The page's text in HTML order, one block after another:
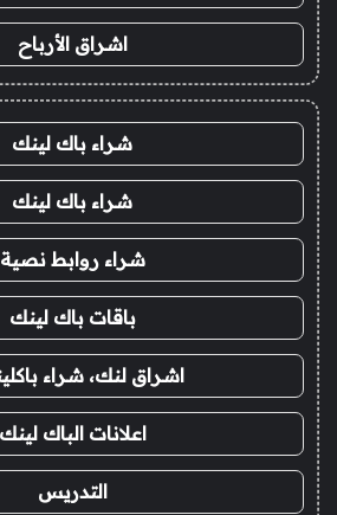
اشراق الأرباح
شراء باك لينك
شراء باك لينك
شراء روابط نصية
باقات باك لينك
اشراق لنك، شراء
اعلانات الباك لينك
التدريس